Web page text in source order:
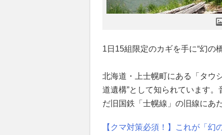
1日15組限定のカギを手に“幻の
北海道・上士幌町にある「タウ
道遺構”として知られています
だ旧国鉄「士幌線」の旧線にあ
【クマ対策必須！】これが「幻